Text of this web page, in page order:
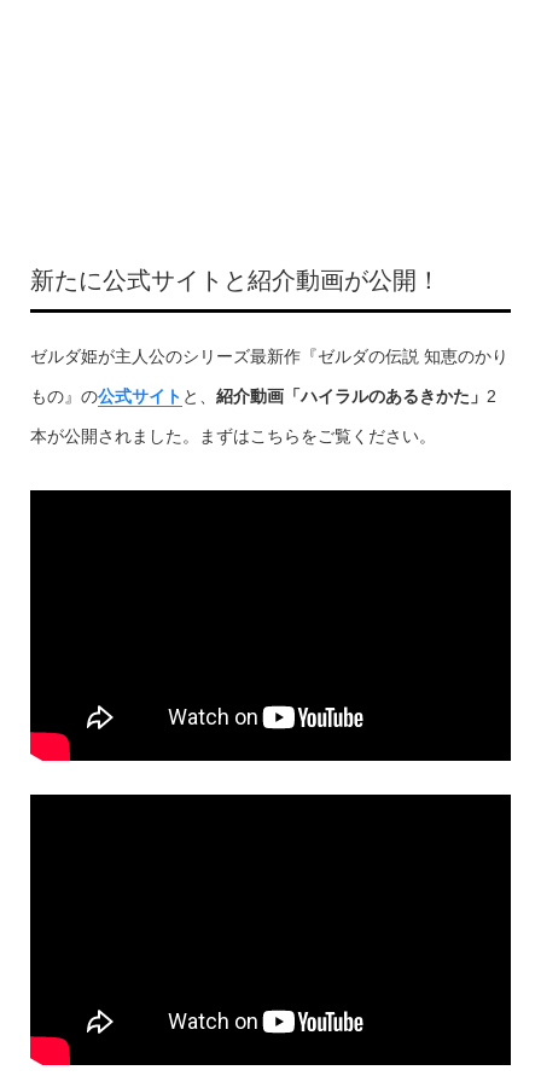
新たに公式サイトと紹介動画が公開！
ゼルダ姫が主人公のシリーズ最新作『ゼルダの伝説 知恵のかり
もの』の公式サイト と、 紹介動画「ハイラルのあるきかた」 2
本が公開されました。まずはこちらをご覧ください。